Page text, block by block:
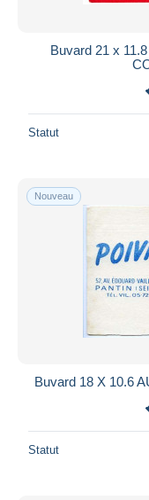
Buvard 21 x
Statut
Nouveau
Buvard 18 X 10.6
Statut